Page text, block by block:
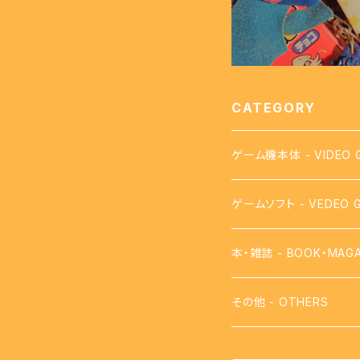
CATEGORY
ゲーム機本体 - VIDEO
ゲームソフト - VEDEO
【FC】ファミコン -
【FDS】ディスクシステ
本・雑誌 - BOOK・
攻略本
その他 - OTHERS